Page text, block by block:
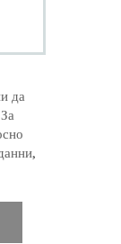
да